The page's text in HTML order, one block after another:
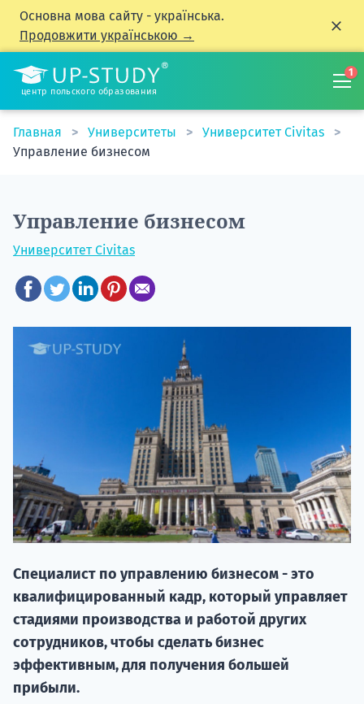
Основна мова сайту - українська.
Продовжити українською →
центр польского образования
1
Главная Университеты
Университет Civitas
Управление бизнесом
Управление бизнесом
Университет Civitas
Специалист по управлению бизнесом - это
квалифицированный кадр, который управляет
стадиями производства и работой других
сотрудников, чтобы сделать бизнес
эффективным, для получения большей
прибыли.